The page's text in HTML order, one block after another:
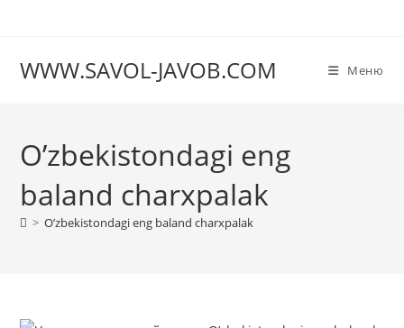
WWW.SAVOL-JAVOB.COM Меню
O’zbekistondagi eng
baland charxpalak
> O’zbekistondagi eng baland charxpalak